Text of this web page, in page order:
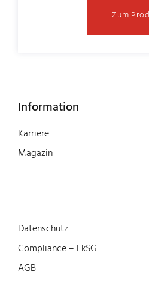
Zum
Information
Karriere
Magazin
Datenschutz
Compliance – LkSG
AGB